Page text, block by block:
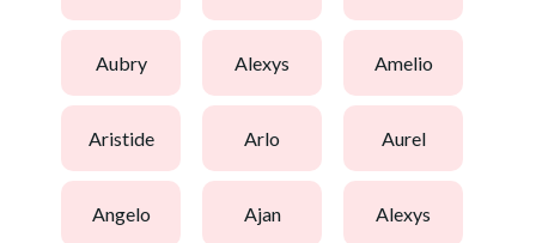
aubry alexys amelio
aristide arlo aurel
angelo ajan alexys